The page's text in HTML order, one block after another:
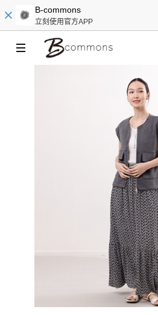
B-commons
立刻使用官方APP